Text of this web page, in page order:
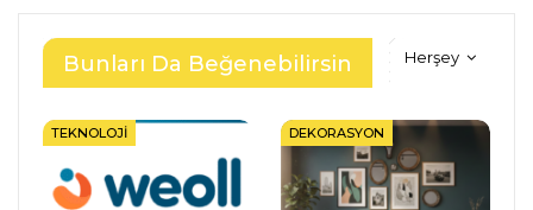
Herşey
Bunları Da Beğenebilirsin
TEKNOLOJI DEKORASYON